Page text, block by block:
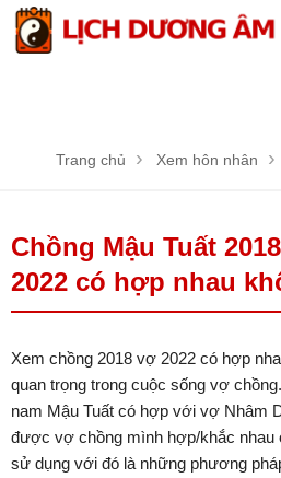
Trang chủ Xem hôn nhân
Chồng Mậu Tuất
2022 có hợp nhau
Xem chồng 2018 vợ 2022 có hợp
quan trọng trong cuộc sống vợ
nam Mậu Tuất có hợp với vợ Nhâm
được vợ chồng mình hợp/khắc nhau
sử dụng với đó là những phương